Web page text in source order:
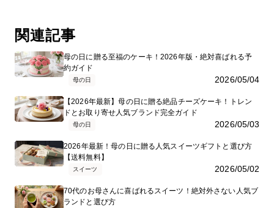
関連記事
母の日に贈る至福のケーキ！2026年版・絶対喜ばれる予
約ガイド
2026/05/04
母の日
【2026年最新】母の日に贈る絶品チーズケーキ！トレン
ドとお取り寄せ人気ブランド完全ガイド
2026/05/03
母の日
2026年最新！母の日に贈る人気スイーツギフトと選び方
【送料無料】
2026/05/02
スイーツ
70代のお母さんに喜ばれるスイーツ！絶対外さない人気ブ
ランドと選び方